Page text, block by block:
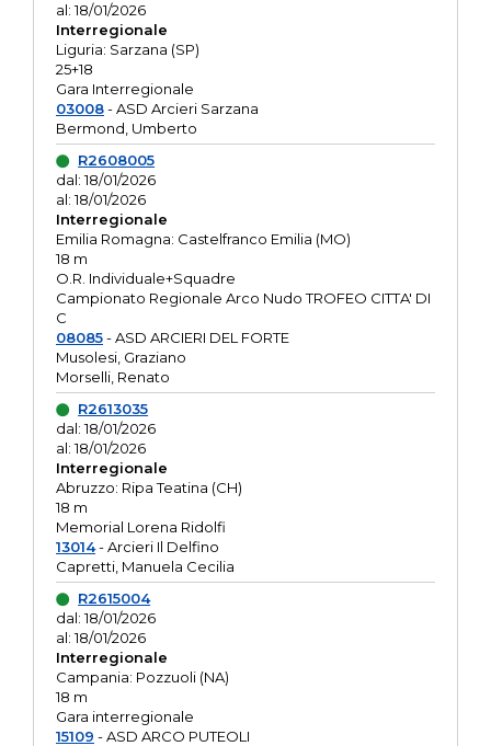
al: 18/01/2026
Interregionale
Liguria: Sarzana (SP)
25+18
Gara Interregionale
03008- ASD Arcieri Sarzana
Bermond, Umberto
R2608005
dal: 18/01/2026
al: 18/01/2026
Interregionale
Emilia Romagna: Castelfranco Emilia (MO)
18 m
O.R. Individuale+Squadre
Campionato Regionale Arco Nudo TROFEO CITTA' DI
C
08085- ASD ARCIERI DEL FORTE
Musolesi, Graziano
Morselli, Renato
R2613035
dal: 18/01/2026
al: 18/01/2026
Interregionale
Abruzzo: Ripa Teatina (CH)
18 m
Memorial Lorena Ridolfi
13014- Arcieri Il Delfino
Capretti, Manuela Cecilia
R2615004
dal: 18/01/2026
al: 18/01/2026
Interregionale
Campania: Pozzuoli (NA)
18 m
Gara interregionale
15109 - ASD ARCO PUTEOLI